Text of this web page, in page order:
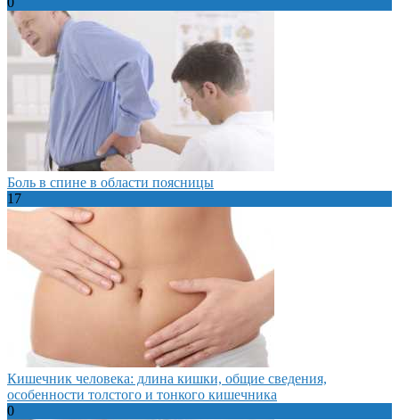
Боль в спине в области поясницы
17
Кишечник человека: длина кишки, общие сведения,
особенности толстого и тонкого кишечника
0